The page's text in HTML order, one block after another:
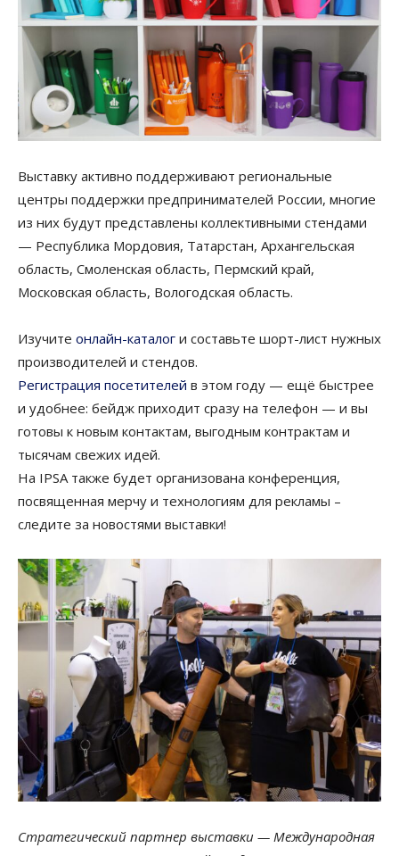
Выставку активно поддерживают региональные
центры поддержки предпринимателей России, многие
из них будут представлены коллективными стендами
— Республика Мордовия, Татарстан, Архангельская
область, Смоленская область, Пермский край,
Московская область, Вологодская область.
Изучите онлайн-каталог и составьте шорт-лист нужных
производителей и стендов.
Регистрация посетителей в этом году — ещё быстрее
и удобнее: бейдж приходит сразу на телефон — и вы
готовы к новым контактам, выгодным контрактам и
тысячам свежих идей.
На IPSA также будет организована конференция,
посвященная мерчу и технологиям для рекламы –
следите за новостями выставки!
Стратегический партнер выставки — Международная